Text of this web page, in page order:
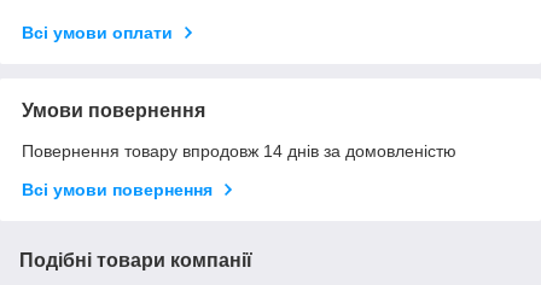
Всі умови оплати
Умови повернення
Повернення товару впродовж 14 днів за домовленістю
Всі умови повернення
Подібні товари компанії